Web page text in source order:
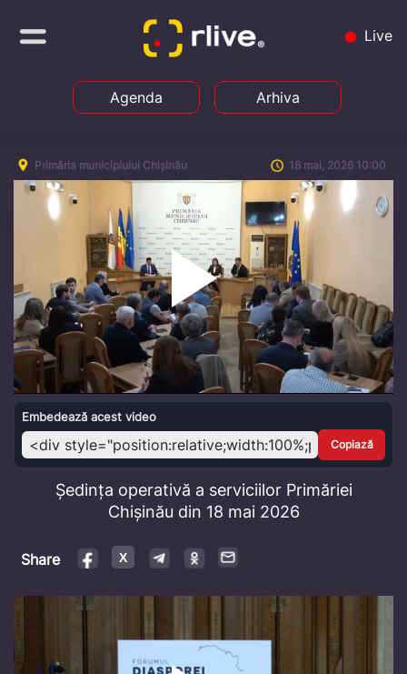
Live
Agenda Arhiva
Primăria municipiului Chișinău 18 mai, 2026 10:00
Play
Video
Embedează acest video
Copiază
Ședința operativă a serviciilor Primăriei
Chișinău din 18 mai 2026
Share